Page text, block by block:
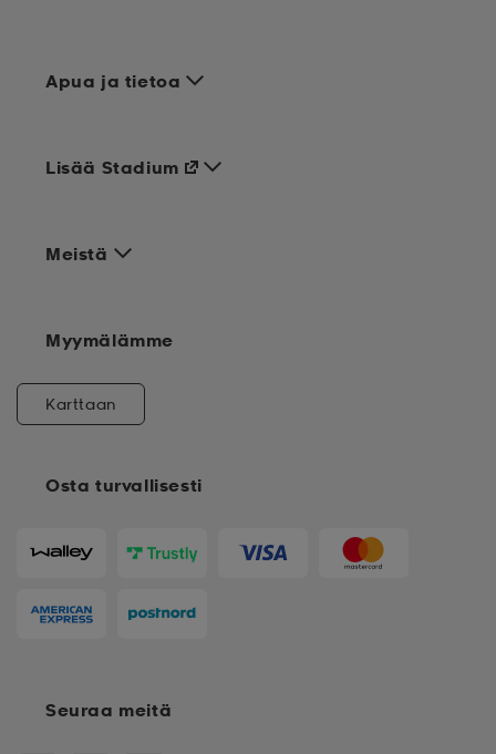
Apua ja tietoa
Meistä
Osta turvallisesti
Lisää Stadium
Myymälämme
Karttaan
Seuraa meitä